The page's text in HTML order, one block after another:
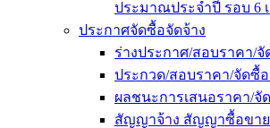
ประมาณประจำปี รอบ 6
ประกาศจัดซื้อจัดจ้าง
ร่างประกาศ/สอบราคา/จั
ประกวด/สอบราคา/จัดซื้อ
ผลชนะการเสนอราคา/จั
สัญญาจ้าง สัญญาซื้อขาย